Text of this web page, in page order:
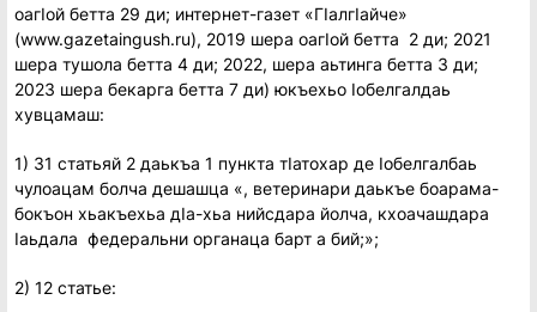
оагIой бетта 29 ди; интернет-газет «ГIалгIайче»
(www.gazetaingush.ru), 2019 шера оагIой бетта 2 ди; 2021
шера тушола бетта 4 ди; 2022, шера аьтинга бетта 3 ди;
2023 шера бекарга бетта 7 ди) юкъехьо Iобелгалдаь
хувцамаш:
1) 31 статьяй 2 даькъа 1 пункта тIатохар де Iобелгалбаь
чулоацам болча дешашца «, ветеринари даькъе боарама-
бокъон хьакъехьа дIа-хьа нийсдара йолча, кхоачашдара
Iаьдала федеральни органаца барт а бий;»;
2) 12 статье: